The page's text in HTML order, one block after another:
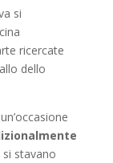
si
ricercate
dello
stavano